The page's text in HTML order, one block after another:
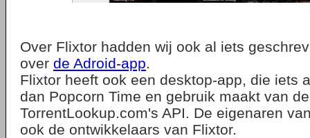
Over Flixtor hadden wij ook al iets
over de Adroid-app.
Flixtor heeft ook een desktop-app, die iets
dan Popcorn Time en gebruik maakt van de
TorrentLookup.com's API. De eigenaren
ook de ontwikkelaars van Flixtor.